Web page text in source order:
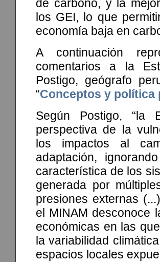
de carbono, y la
los GEI, lo que
economía baja en
A continuación
comentarios a la
Postigo, geógrafo
“Conceptos y política
Según Postigo, “la
perspectiva de la
los impactos al
adaptación,
característica de los
generada por
presiones externas
el MINAM desconoce
económicas en las
la variabilidad
espacios locales